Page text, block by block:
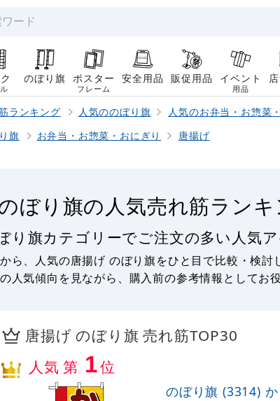
のぼり旗 ポスター
フレーム
安全用品 販促用品 イベント
用品
ランキング 人気ののぼり旗 人気のお弁当・お惣菜
旗 お弁当・お惣菜・おにぎり 唐揚げ
ぼり旗の人気売れ筋ラン
り旗カテゴリーでご注文の多い人気
ら、人気の唐揚げ のぼり旗をひと目で比較・検討
人気傾向を見ながら、購入前の参考情報としてお
唐揚げ のぼり旗 売れ筋TOP30
人気 第 1位
のぼり旗 (3314)